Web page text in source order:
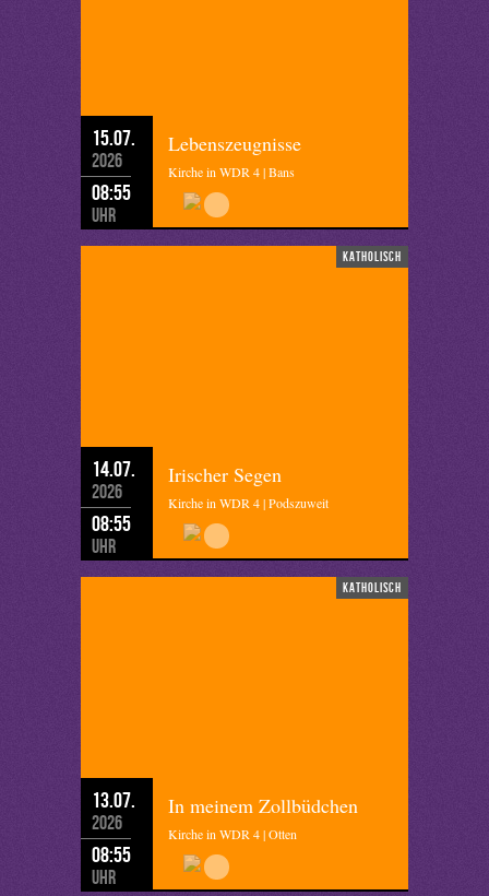
15.07.
2026
08:55
Uhr
Lebenszeugnisse
Kirche in WDR 4 | Bans
katholisch
14.07.
2026
08:55
Uhr
Irischer Segen
Kirche in WDR 4 | Podszuweit
katholisch
13.07.
2026
08:55
Uhr
In meinem Zollbüdchen
Kirche in WDR 4 | Otten